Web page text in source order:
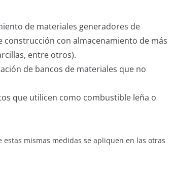
de materiales generadores de
con almacenamiento de más
entre otros).
de bancos de materiales que no
que utilicen como combustible leña o
mismas medidas se apliquen en las otras